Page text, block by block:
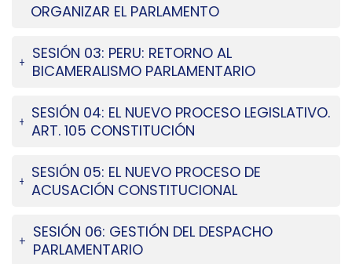
ORGANIZAR EL PARLAMENTO
SESIÓN 03: PERU: RETORNO AL
BICAMERALISMO PARLAMENTARIO
SESIÓN 04: EL NUEVO PROCESO LEGISLATIVO.
ART. 105 CONSTITUCIÓN
SESIÓN 05: EL NUEVO PROCESO DE
ACUSACIÓN CONSTITUCIONAL
SESIÓN 06: GESTIÓN DEL DESPACHO
PARLAMENTARIO